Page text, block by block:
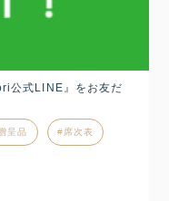
公式LINE』をお友だ
呈品 席次表